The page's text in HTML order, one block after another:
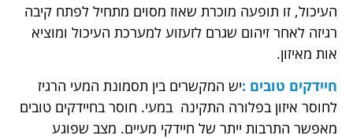
העיכול, זו תופעה מוכרת שאוז מסוים מתחיל לפתח קיבה
רגיזה לאחר זיהום שגרם לזעזוע למערכת העיכול ומוציא
אות מאיזון.
חיידקים טובים :יש המקשרים בין תסמונת המעי הרגיז
לחוסר איזון בפלורה התקינה במעי. חוסר בחיידקים טובים
מאפשר התרבות ייתר של חיידקי מעיים. מצב שפוגע